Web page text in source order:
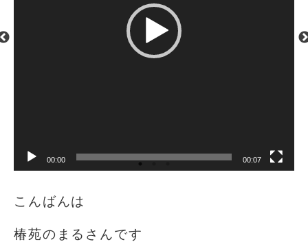
00:00 00:07
こんばんは
椿苑のまるさんです